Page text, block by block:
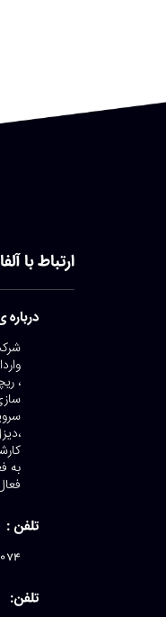
ارتباط با
درباره
،
به
تلفن :
تلفن: